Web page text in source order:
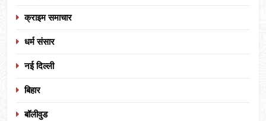
क्राइम समाचार
धर्म संसार
नई दिल्ली
बिहार
बॉलीवुड